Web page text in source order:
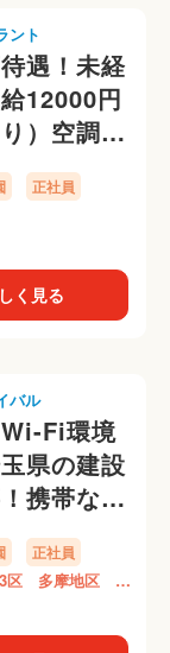
ント
遇！未経
12000円
り）空調服
正社員
く見る
バル
Wi-Fi環境
県の建設
携帯な
なし、緊
しOKで
正社員
区 多摩地区 埼